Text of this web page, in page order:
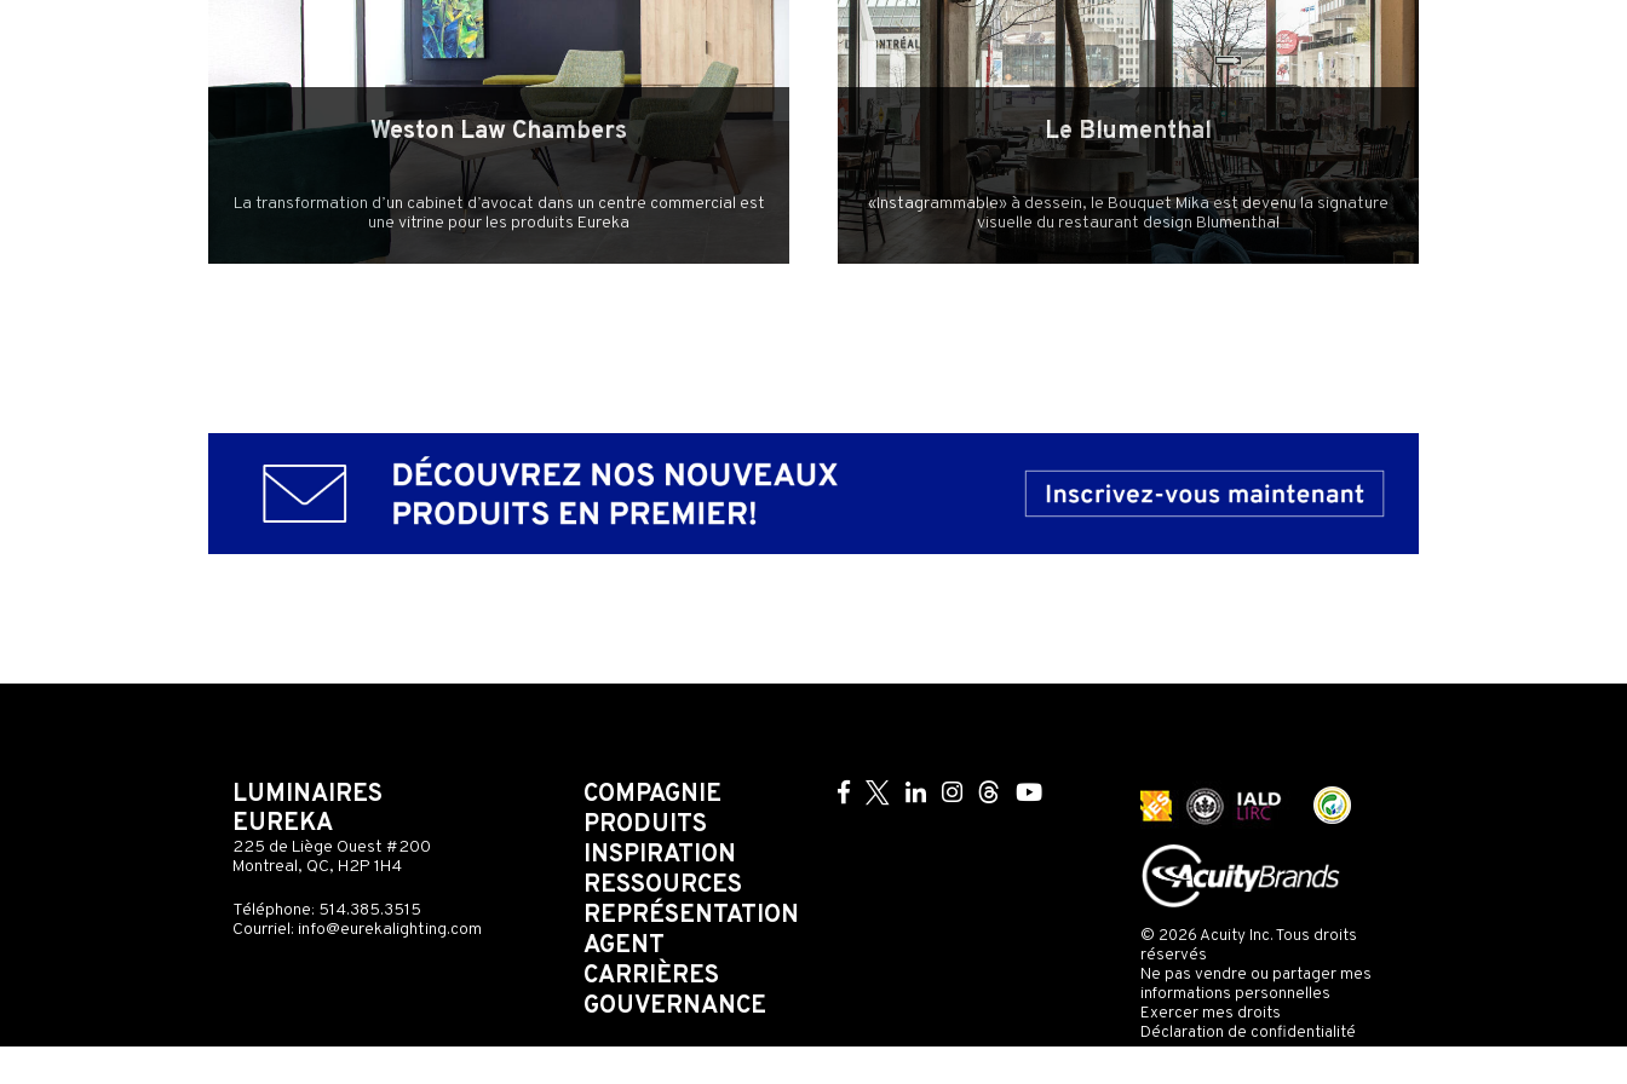
Weston Law Chambers
La transformation d’un cabinet d’avocat dans un centre commercial est
une vitrine pour les produits Eureka
Le Blumenthal
«Instagrammable» à dessein, le Bouquet Mika est devenu la signature
visuelle du restaurant design Blumenthal
LUMINAIRES
EUREKA
225 de Liège Ouest #200
Montreal, QC, H2P 1H4
Téléphone: 514.385.3515
Courriel: info@eurekalighting.com
COMPAGNIE
PRODUITS
INSPIRATION
RESSOURCES
REPRÉSENTATION
AGENT
CARRIÈRES
GOUVERNANCE
© 2026 Acuity Inc. Tous droits
réservés
Ne pas vendre ou partager mes
informations personnelles
Exercer mes droits
Déclaration de confidentialité